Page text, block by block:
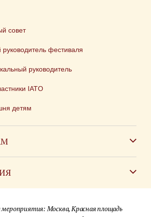
совет
фестиваля
руководитель
IATO
детям
мероприятия: Москва, Красная площадь